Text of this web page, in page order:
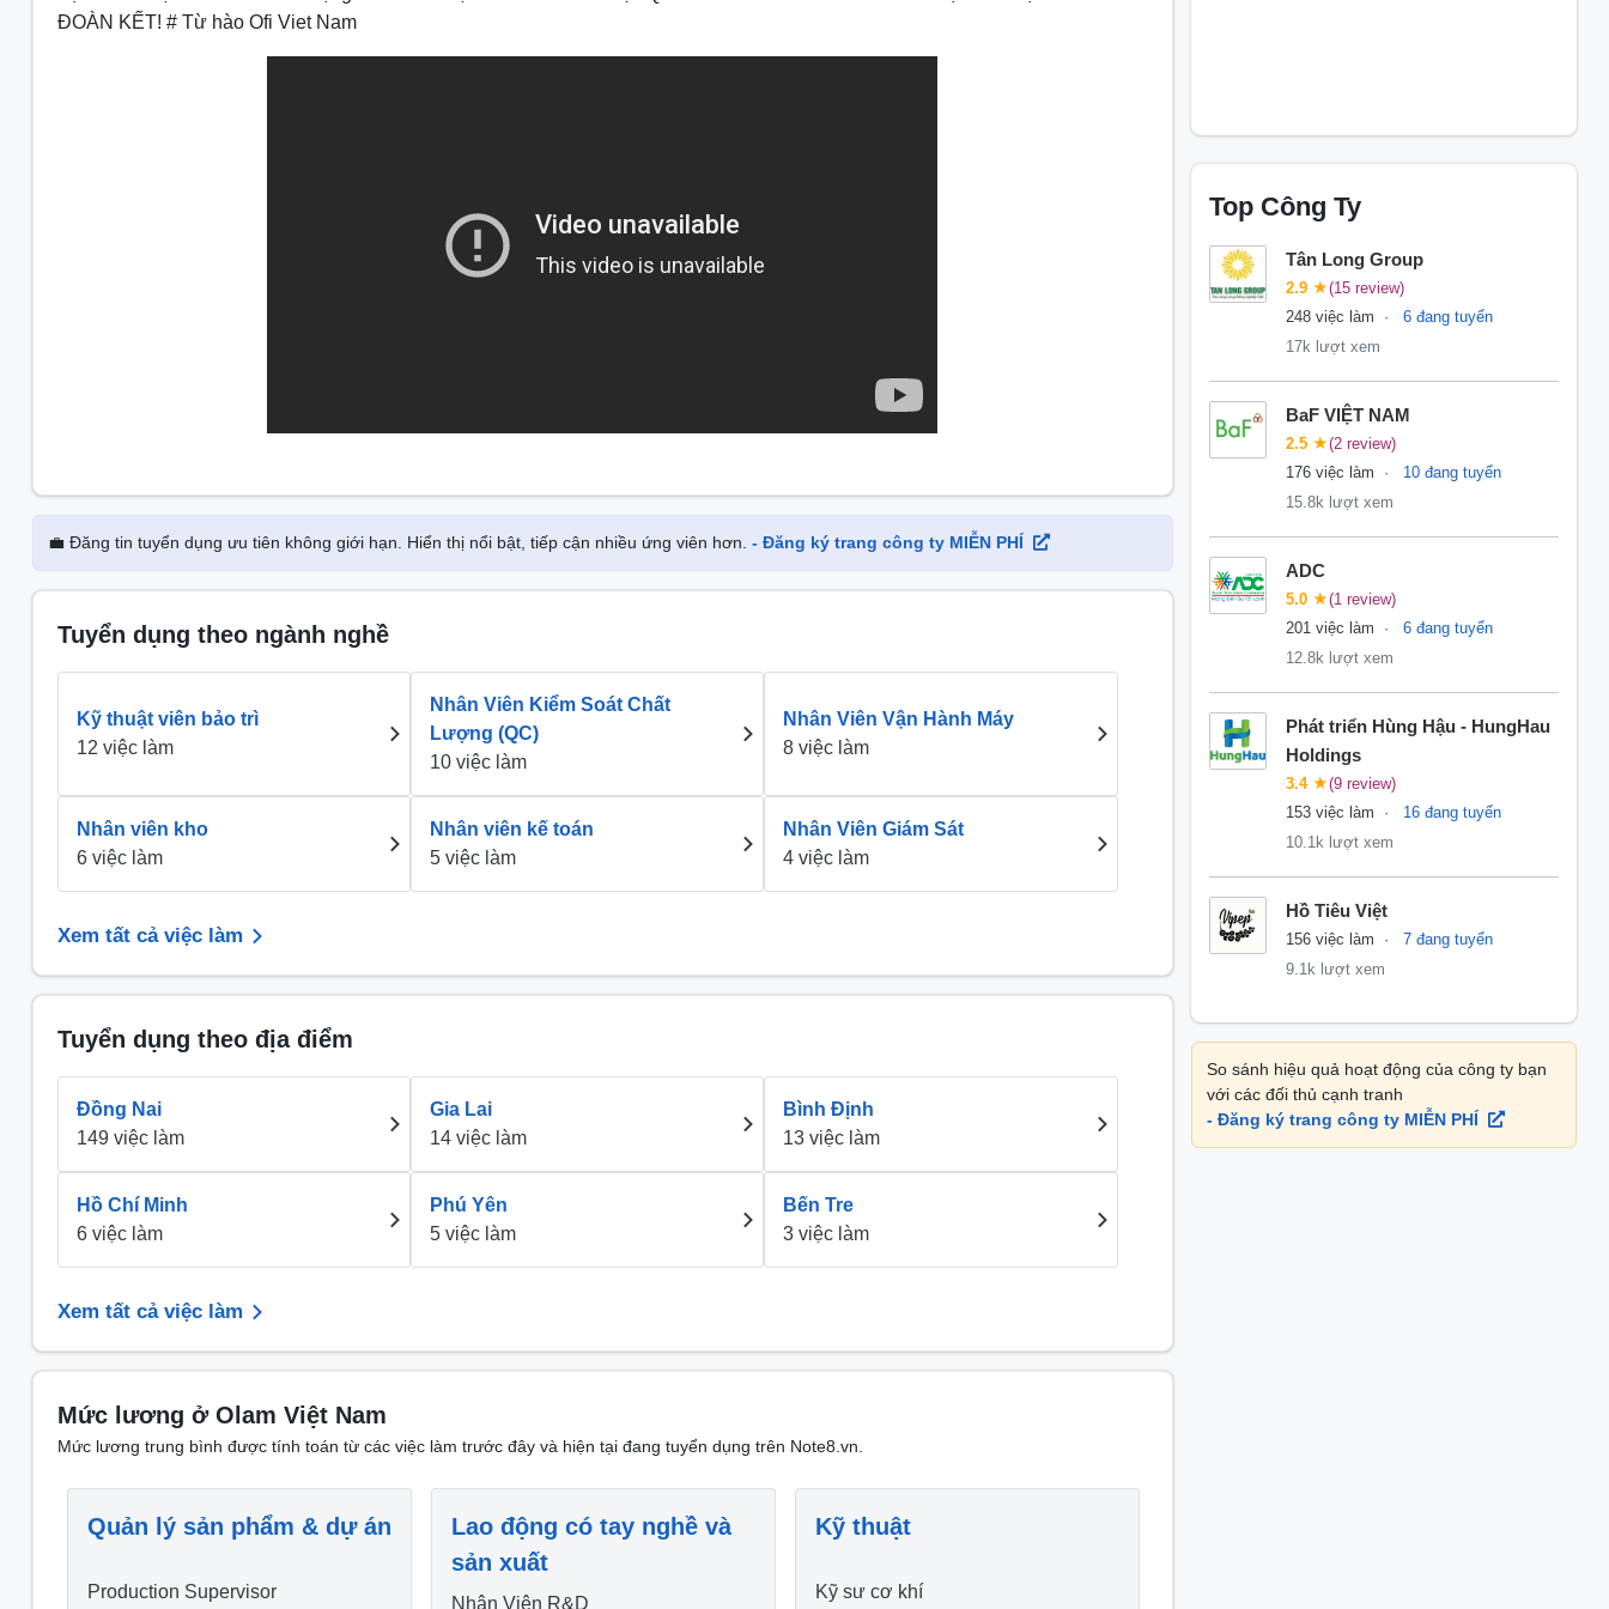
ĐOÀN KẾT! # Từ hào Ofi Viet Nam
💼 Đăng tin tuyển dụng ưu tiên không giới hạn. Hiển thị nổi bật, tiếp cận nhiều ứng viên hơn. - Đăng ký trang công ty MIỄN PHÍ
Tuyển dụng theo ngành nghề
Kỹ thuật viên bảo trì
12 việc làm
Nhân Viên Kiểm Soát Chất
Lượng (QC)
10 việc làm
Nhân Viên Vận Hành Máy
8 việc làm
Nhân viên kho
6 việc làm
Nhân viên kế toán
5 việc làm
Nhân Viên Giám Sát
4 việc làm
Xem tất cả việc làm
Tuyển dụng theo địa điểm
Đồng Nai
149 việc làm
Gia Lai
14 việc làm
Bình Định
13 việc làm
Hồ Chí Minh
6 việc làm
Phú Yên
5 việc làm
Bến Tre
3 việc làm
Xem tất cả việc làm
Mức lương ở Olam Việt Nam
Mức lương trung bình được tính toán từ các việc làm trước đây và hiện tại đang tuyển dụng trên Note8.vn.
Quản lý sản phẩm & dự án
Production Supervisor
Lao động có tay nghề và
sản xuất
Nhân Viên R&D
Kỹ thuật
Kỹ sư cơ khí
Top Công Ty
Tân Long Group
2.9 ★(15 review)
248 việc làm
6 đang tuyển
17k lượt xem
BaF VIỆT NAM
2.5 ★(2 review)
176 việc làm
10 đang tuyển
15.8k lượt xem
ADC
5.0 ★(1 review)
201 việc làm
6 đang tuyển
12.8k lượt xem
Phát triển Hùng Hậu - HungHau
Holdings
3.4 ★(9 review)
153 việc làm
16 đang tuyển
10.1k lượt xem
Hồ Tiêu Việt
156 việc làm
7 đang tuyển
9.1k lượt xem
So sánh hiệu quả hoạt động của công ty bạn
với các đối thủ cạnh tranh
- Đăng ký trang công ty MIỄN PHÍ